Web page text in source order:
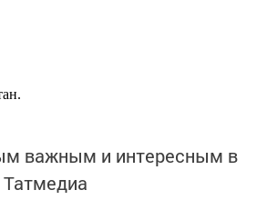
важным и интересным в
Татмедиа